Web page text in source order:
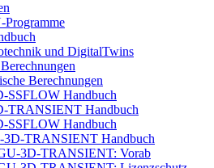
Programme
und DigitalTwins
Berechnungen
SSFLOW Handbuch
TRANSIENT Handbuch
SSFLOW Handbuch
3D-TRANSIENT Handbuch
3D-TRANSIENT: Vorab